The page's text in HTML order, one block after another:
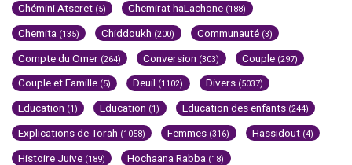
Chémini Atseret (5) Chemirat haLachone (188)
Chemita (135) Chiddoukh (200) Communauté (3)
Compte du Omer (264) Conversion (303) Couple (297)
Couple et Famille (5) Deuil (1102) Divers (5037)
Education (1) Education (1) Education des enfants (244)
Explications de Torah (1058) Femmes (316) Hassidout (4)
Histoire Juive (189) Hochaana Rabba (18)